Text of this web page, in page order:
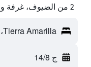
2 من الضيوف، غرفة واحدة
Tierra Amarilla، شيلي
ج 14/8